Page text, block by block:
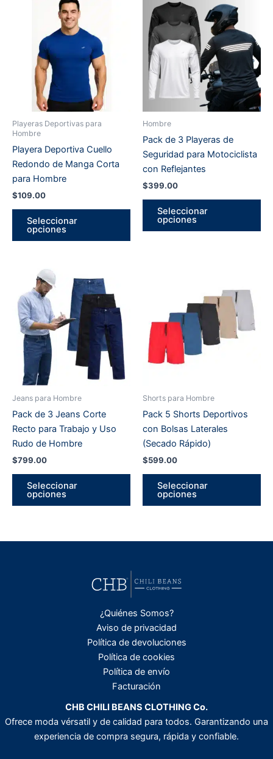
Playeras Deportivas para
Hombre
Playera Deportiva Cuello
Redondo de Manga Corta
para Hombre
$109.00
Seleccionar
opciones
Este
producto
tiene
pueden
elegir
producto
Hombre
Pack de 3 Playeras de
Seguridad para Motociclista
con Reflejantes
$399.00
Seleccionar
opciones
Jeans para Hombre
Pack de 3 Jeans Corte
Recto para Trabajo y Uso
Rudo de Hombre
$799.00
Seleccionar
opciones
Este
producto
tiene
se
pueden
elegir
la
página
de
producto
Shorts para Hombre
Pack 5 Shorts Deportivos
con Bolsas Laterales
(Secado Rápido)
$599.00
Seleccionar
opciones
¿Quiénes Somos?
Aviso de privacidad
Política de devoluciones
Política de cookies
Política de envío
Facturación
CHB CHILI BEANS CLOTHING Co.
Ofrece moda vérsatil y de calidad para todos. Garantizando una
experiencia de compra segura, rápida y confiable.